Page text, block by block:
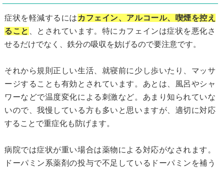
症状を軽減するには カフェイン、アルコール、喫煙を控え
ること
、とされています。特にカフェインは症状を悪化さ
せるだけでなく、鉄分の吸収を妨げるので要注意です。
それから規則正しい生活、就寝前に少し歩いたり、マッサ
ージすることも有効とされています。あとは、風呂やシャ
ワーなどで温度変化による刺激など。あまり知られていな
いので、我慢している方も多いと思いますが、適切に対応
することで重症化も防げます。
病院では症状が重い場合は薬物による対応がなされます。
ドーパミン系薬剤の投与で不足しているドーパミンを補う